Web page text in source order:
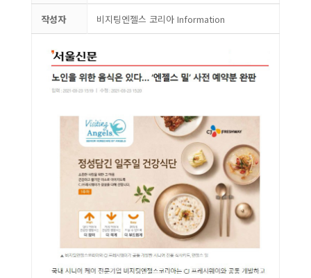
작성자 비지팅엔젤스 코리아 Information